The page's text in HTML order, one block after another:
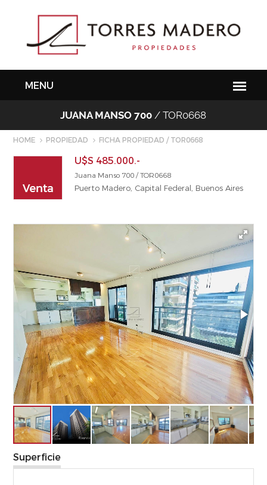
JUANA MANSO 700/ TOR0668
HOME PROPIEDAD FICHA PROPIEDAD / TOR0668
U$S 485.000.-
Juana Manso 700 / TOR0668
Puerto Madero, Capital Federal, Buenos Aires
Superficie